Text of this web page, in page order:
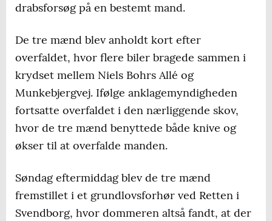
drabsforsøg på en bestemt mand.
De tre mænd blev anholdt kort efter
overfaldet, hvor flere biler bragede sammen i
krydset mellem Niels Bohrs Allé og
Munkebjergvej. Ifølge anklagemyndigheden
fortsatte overfaldet i den nærliggende skov,
hvor de tre mænd benyttede både knive og
økser til at overfalde manden.
Søndag eftermiddag blev de tre mænd
fremstillet i et grundlovsforhør ved Retten i
Svendborg, hvor dommeren altså fandt, at der